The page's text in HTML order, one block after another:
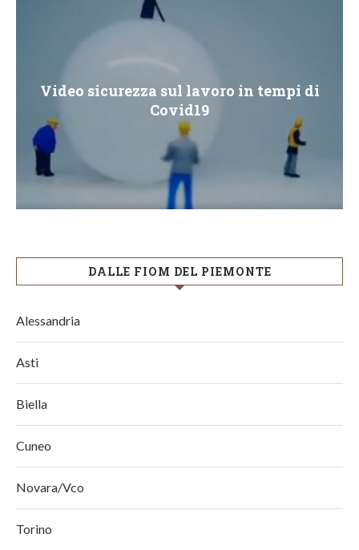
Video sicurezza sul lavoro in tempi di
Covid19
DALLE FIOM DEL PIEMONTE
Alessandria
Asti
Biella
Cuneo
Novara/Vco
Torino